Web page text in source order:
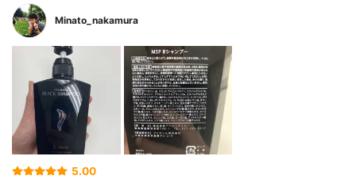
Minato_nakamura
5.00